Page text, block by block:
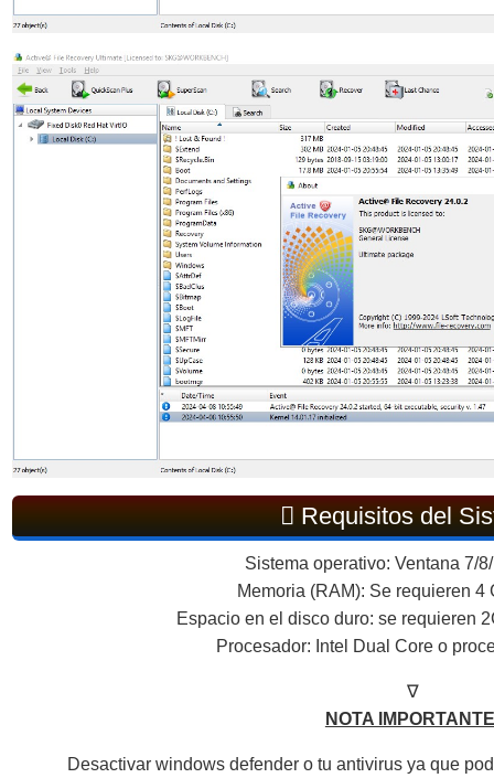
Requisitos del
Sistema operativo: Ventana 7/
Memoria (RAM): Se requieren 4
Espacio en el disco duro: se requieren
Procesador: Intel Dual Core o
∇
NOTA
Desactivar windows defender o tu antivirus ya que